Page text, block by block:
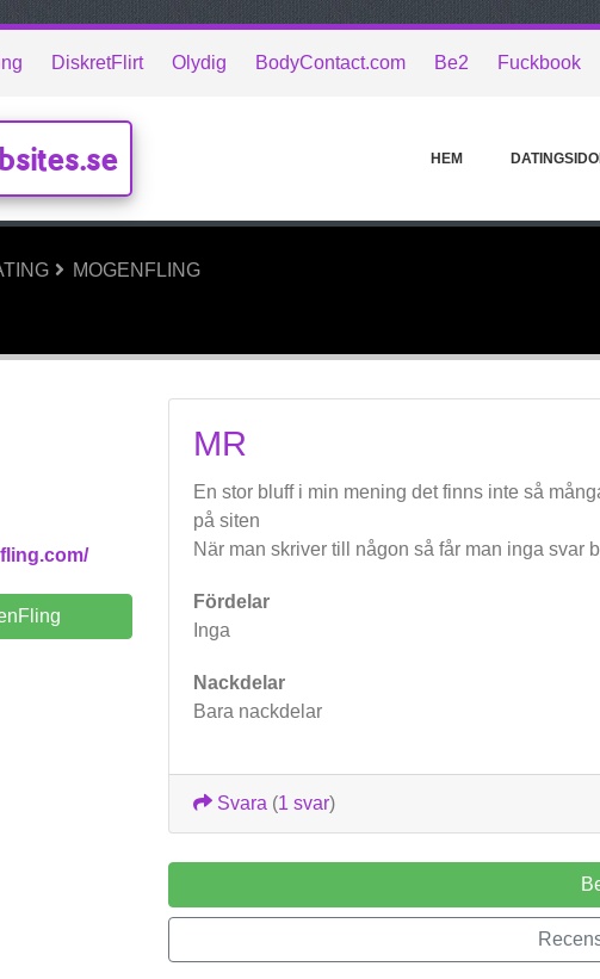
DiskretFlirt Olydig BodyContact.com Be2 Fuckbook
HEM
MOGENFLING
MR
En stor bluff i min mening det finns inte så
på siten
När man skriver till någon så får man inga svar
Fördelar
Inga
Nackdelar
Bara nackdelar
Svara (1 svar)